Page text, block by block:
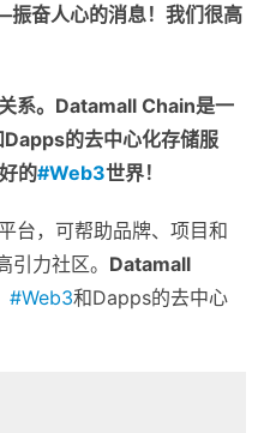
奋人心的消息！我们很高
系。 Datamall Chain是一
Dapps的去中心化存储服
的#Web3世界！
台，可帮助品牌、项目和
力社区。 Datamall
#Web3和Dapps的去中心